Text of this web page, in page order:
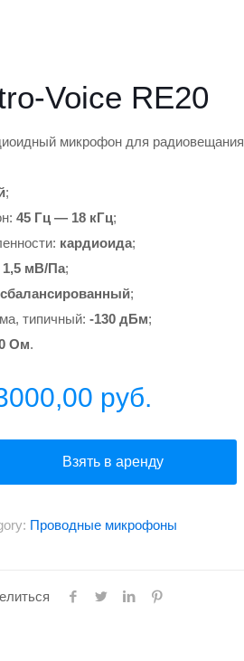
Voice RE20
микрофон для радиовещания
;
45 Гц — 18 кГц;
кардиоида;
1,5 мВ/Па;
;
типичный: -130 дБм;
Ом.
руб.
Взять в аренду
Проводные микрофоны